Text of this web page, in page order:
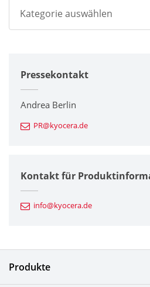
Kategorie auswählen
Unternehmen
Drucker / Multifunktionsgeräte
Feinkeramik-Komponenten
Automotive Komponenten
Elektronische Komponenten
Pressekontakt
Andrea Berlin
PR@kyocera.de
Kontakt für
info@kyocera.de
Produkte